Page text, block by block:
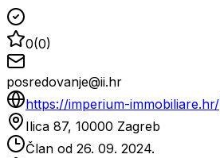
0(0)
posredovanje@ii.hr
https://imperium-immobiliare.hr/
Ilica 87, 10000 Zagreb
Član od 26. 09. 2024.